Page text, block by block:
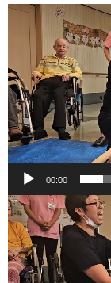
動
ヤ
ー
00:00
動
画
プ
レ
ー
ヤ
ー